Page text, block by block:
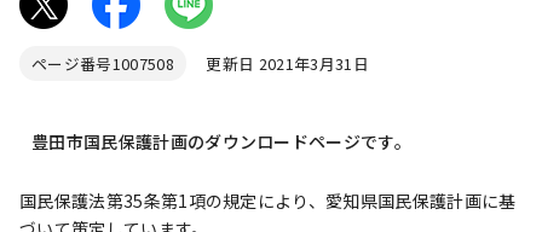
ページ番号1007508 更新日 2021年3月31日
豊田市国民保護計画のダウンロードページです。
国民保護法第35条第1項の規定により、愛知県国民保護計画に基